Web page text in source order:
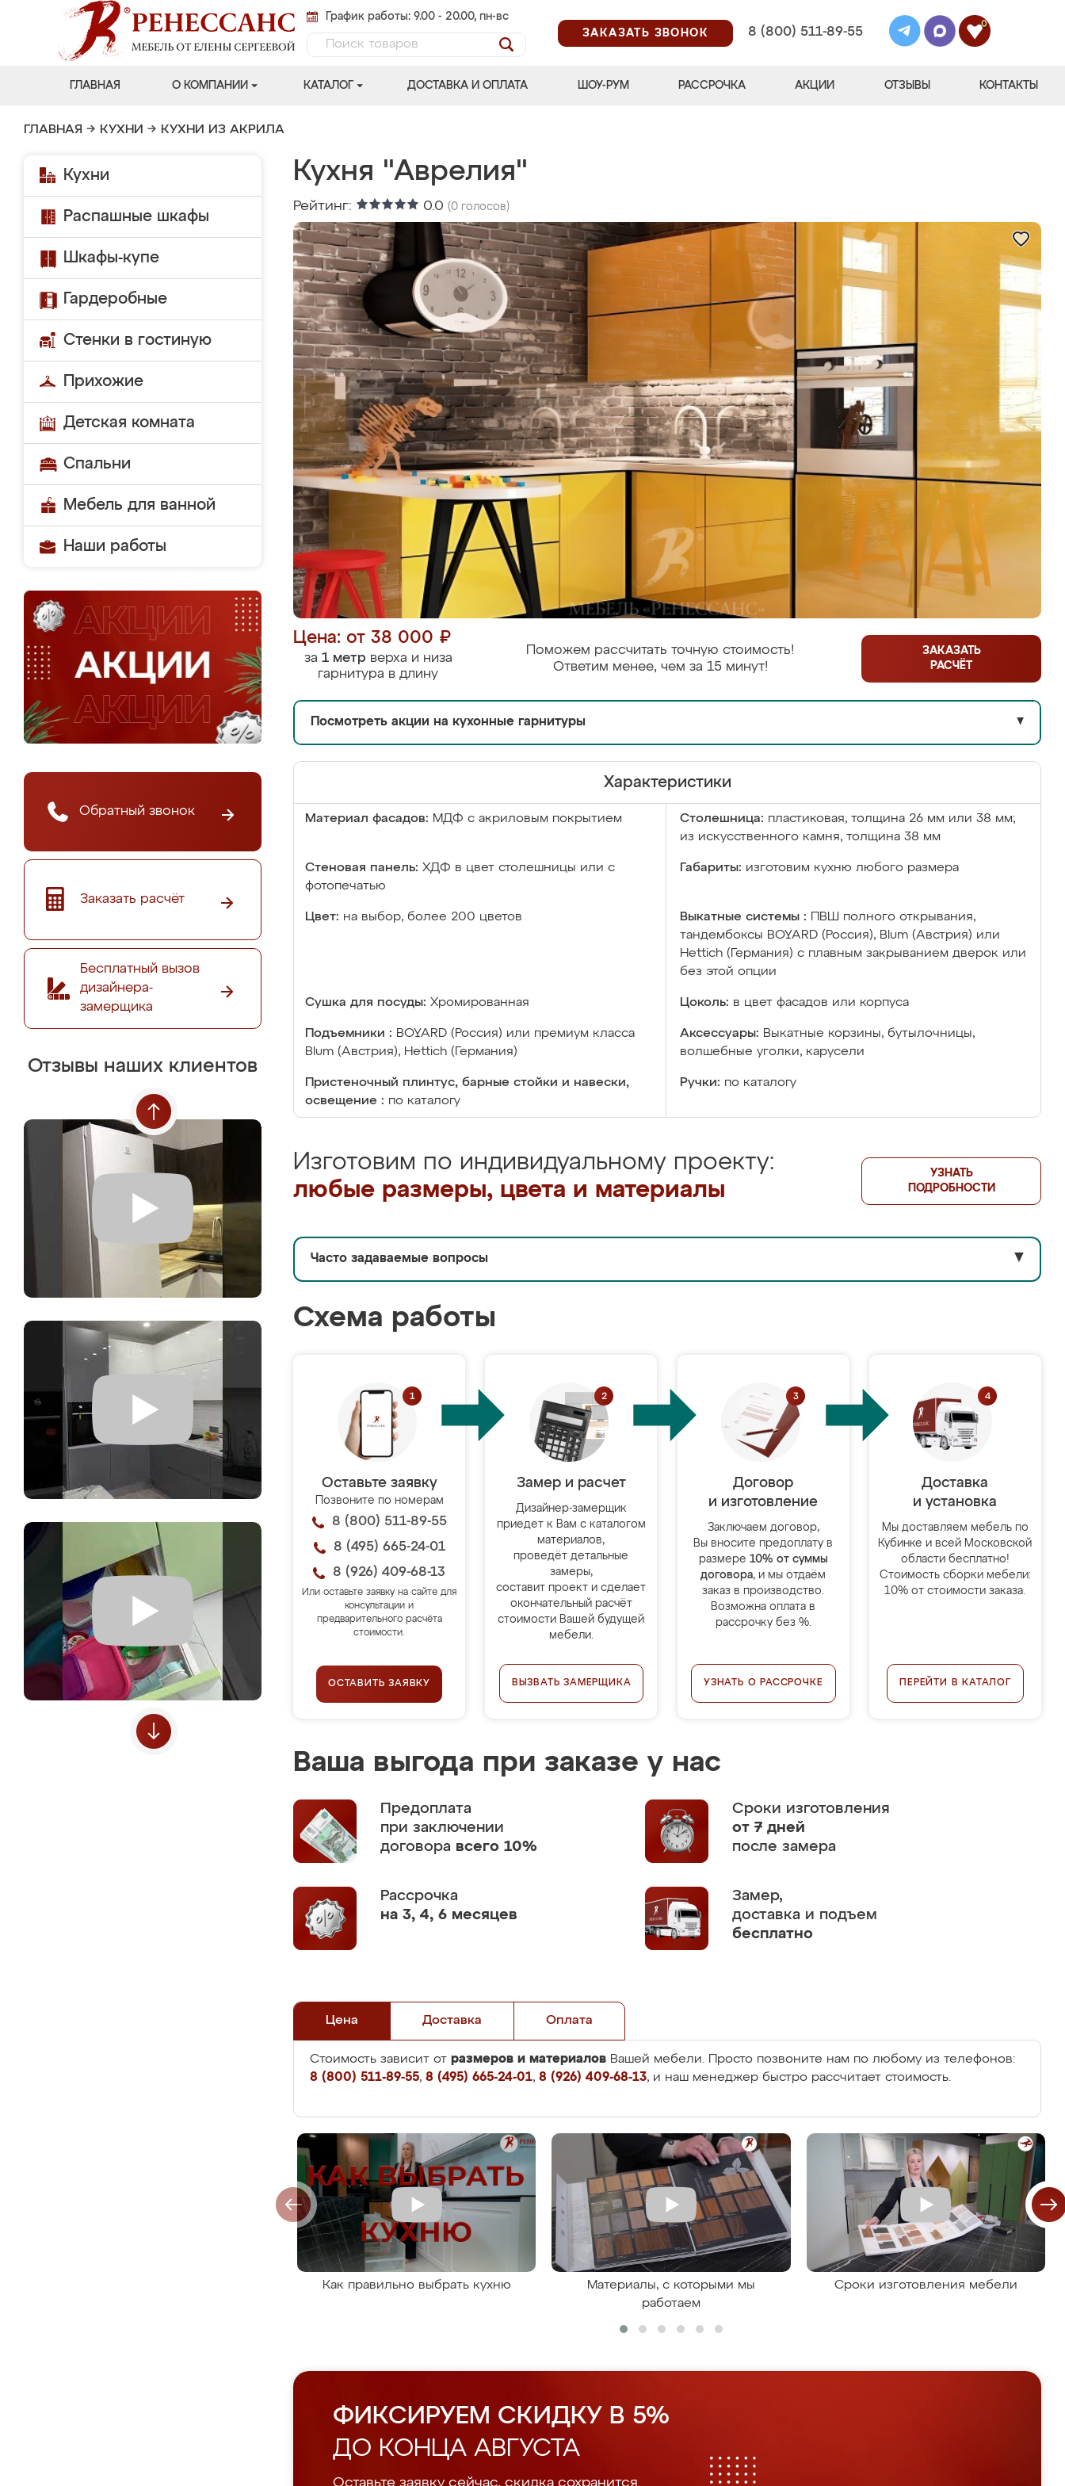
График работы: 9.00 - 20.00, пн-вс
ЗАКАЗАТЬ ЗВОНОК
8 (800) 511-89-55
0
ГЛАВНАЯ О КОМПАНИИ КАТАЛОГ ДОСТАВКА И ОПЛАТА ШОУ-РУМ РАССРОЧКА АКЦИИ ОТЗЫВЫ КОНТАКТЫ
ГЛАВНАЯ → КУХНИ → КУХНИ ИЗ АКРИЛА
Кухни
Распашные шкафы
Шкафы-купе
Гардеробные
Стенки в гостиную
Прихожие
Детская комната
Спальни
Мебель для ванной
Наши работы
Обратный звонок
Заказать расчёт
Бесплатный вызов
дизайнера-
замерщика
Отзывы наших клиентов
Кухня "Аврелия"
Рейтинг: 0.0 (0 голосов)
Цена: от 38 000 ₽
за 1 метрверха и низа
гарнитура в длину
Поможем рассчитать точную стоимость!
Ответим менее, чем за 15 минут!
ЗАКАЗАТЬ
РАСЧЁТ
Посмотреть акции на кухонные гарнитуры ▼
Характеристики
Материал фасадов: МДФ с акриловым покрытием Столешница: пластиковая, толщина 26 мм или 38 мм;
из искусственного камня, толщина 38 мм
Стеновая панель: ХДФ в цвет столешницы или с
фотопечатью
Габариты: изготовим кухню любого размера
Цвет: на выбор, более 200 цветов Выкатные системы :
ПВШ полного открывания,
тандембоксы BOYARD (Россия), Blum (Австрия) или
Hettich (Германия) с плавным закрыванием дверок или
без этой опции
Сушка для посуды: Хромированная Цоколь: в цвет фасадов или корпуса
Подъемники : BOYARD (Россия) или премиум класса
Blum (Австрия), Hettich (Германия)
Аксессуары: Выкатные корзины, бутылочницы,
волшебные уголки, карусели
Пристеночный плинтус, барные стойки и навески,
освещение : по каталогу
Ручки: по каталогу
Изготовим по индивидуальному проекту:
любые размеры, цвета и материалы
УЗНАТЬ
ПОДРОБНОСТИ
Часто задаваемые вопросы ▼
Схема работы
Оставьте заявку
Позвоните по номерам
8 (800) 511-89-55
8 (495) 665-24-01
8 (926) 409-68-13
Или оставьте заявку на сайте для
консультации и
предварительного расчёта
стоимости.
ОСТАВИТЬ ЗАЯВКУ
Замер и расчет
Дизайнер-замерщик
приедет к Вам с каталогом
материалов,
проведёт детальные
замеры,
составит проект и сделает
окончательный расчёт
стоимости Вашей будущей
мебели.
ВЫЗВАТЬ ЗАМЕРЩИКА
Договор
и изготовление
Заключаем договор,
Вы вносите предоплату в
размере 10% от суммы
договора, и мы отдаём
заказ в производство.
Возможна оплата в
рассрочку без %.
УЗНАТЬ О РАССРОЧКЕ
Доставка
и установка
Мы доставляем мебель по
Кубинке и всей Московской
области бесплатно!
Стоимость сборки мебели:
10% от стоимости заказа.
ПЕРЕЙТИ В КАТАЛОГ
Ваша выгода при заказе у нас
Предоплата
при заключении
договора всего 10%
Сроки изготовления
от 7 дней
после замера
Рассрочка
на 3, 4, 6 месяцев
Замер,
доставка и подъем
бесплатно
Цена Доставка Оплата
Стоимость зависит от размеров и материалов Вашей мебели. Просто позвоните нам по любому из телефонов:
8 (800) 511-89-55, 8 (495) 665-24-01, 8 (926) 409-68-13, и наш менеджер быстро рассчитает стоимость.
Как правильно выбрать кухню
Материалы, с которыми мы
работаем
Сроки изготовления мебели
ФИКСИРУЕМ СКИДКУ В 5%
ДО КОНЦА АВГУСТА
Оставьте заявку сейчас, скидка сохранится.